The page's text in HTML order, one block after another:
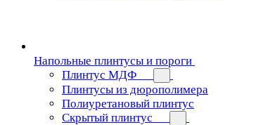
Напольные плинтусы и пороги
Плинтус МДФ
Плинтусы из дюрополимера
Полиуретановый плинтус
Скрытый плинтус